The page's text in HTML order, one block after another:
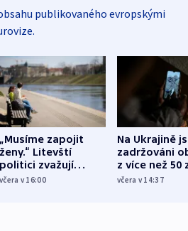
publikovaného evropskými
„Musíme zapojit
ženy.“ Litevští
politici zvažují
dohodu o
včera v 16:00
Na Ukrajině
zadržováni
z více než 50
Bojovali na
včera v 14:37